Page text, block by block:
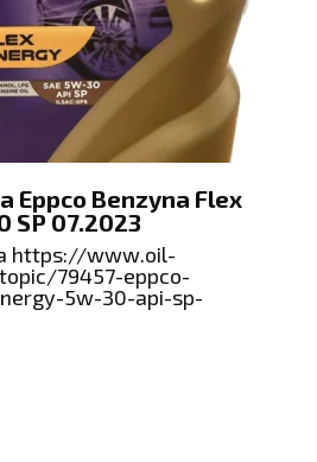
Eppco Benzyna Flex
SP 07.2023
https://www.oil-
79457-eppco-
5w-30-api-sp-